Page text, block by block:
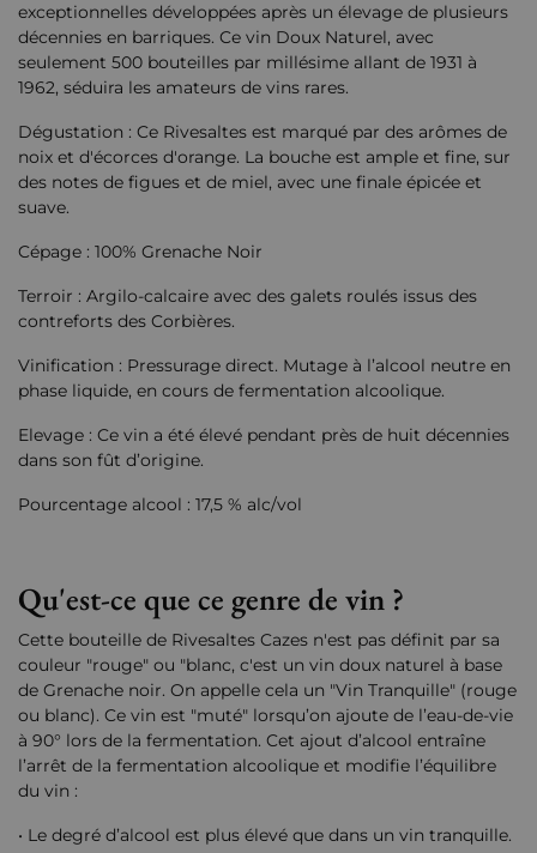
exceptionnelles développées après un élevage de plusieurs
décennies en barriques. Ce vin Doux Naturel, avec
seulement 500 bouteilles par millésime allant de 1931 à
1962, séduira les amateurs de vins rares.
Dégustation : Ce Rivesaltes est marqué par des arômes de
noix et d'écorces d'orange. La bouche est ample et fine, sur
des notes de figues et de miel, avec une finale épicée et
suave.
Cépage : 100% Grenache Noir
Terroir : Argilo-calcaire avec des galets roulés issus des
contreforts des Corbières.
Vinification : Pressurage direct. Mutage à l’alcool neutre en
phase liquide, en cours de fermentation alcoolique.
Elevage : Ce vin a été élevé pendant près de huit décennies
dans son fût d’origine.
Pourcentage alcool : 17,5 % alc/vol
Qu'est-ce que ce genre de vin ?
Cette bouteille de Rivesaltes Cazes n'est pas définit par sa
couleur "rouge" ou "blanc, c'est un vin doux naturel à base
de Grenache noir. On appelle cela un "Vin Tranquille" (rouge
ou blanc). Ce vin est "muté" lorsqu’on ajoute de l’eau-de-vie
à 90° lors de la fermentation. Cet ajout d’alcool entraîne
l’arrêt de la fermentation alcoolique et modifie l’équilibre
du vin :
• Le degré d’alcool est plus élevé que dans un vin tranquille.